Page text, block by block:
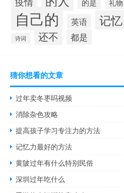
礼物
自己的 英语 记忆
诗词 还不 都是
猜你想看的文章
过年卖冬枣吗视频
消除杂色攻略
提高孩子学习专注力的方法
记忆力最好的方法
黄陂过年有什么特别民俗
深圳过年吃什么